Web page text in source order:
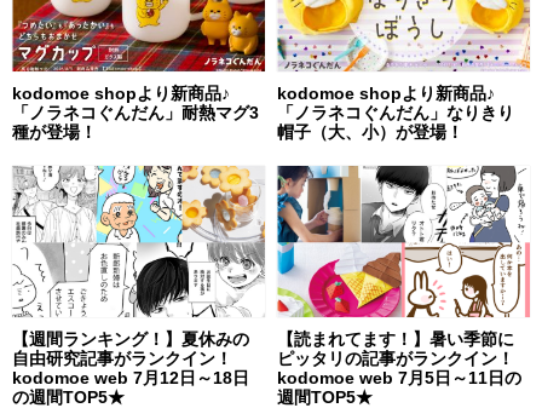
kodomoe shopより新商品♪
「ノラネコぐんだん」耐熱マグ3
種が登場！
kodomoe shopより新商品♪
「ノラネコぐんだん」なりきり
帽子（大、小）が登場！
【週間ランキング！】夏休みの
自由研究記事がランクイン！
kodomoe web 7月12日～18日
の週間TOP5★
【読まれてます！】暑い季節に
ピッタリの記事がランクイン！
kodomoe web 7月5日～11日の
週間TOP5★